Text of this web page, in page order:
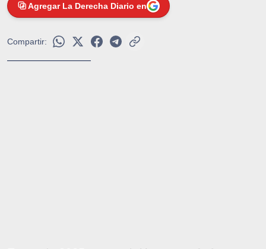
Agregar La Derecha Diario en
Compartir: